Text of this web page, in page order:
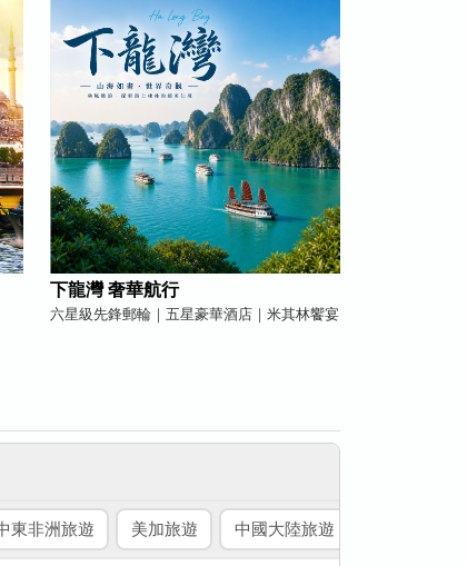
下龍灣 奢華航行
六星級先鋒郵輪｜五星豪華酒店｜米其林饗宴
東非洲旅遊 美加旅遊 中國大陸旅遊